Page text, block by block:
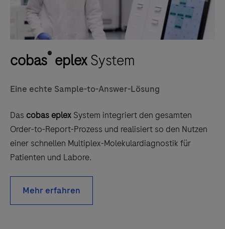
cobas® eplexSystem
Eine echte Sample-to-Answer-Lösung
Das cobas eplex System integriert den gesamten
Order-to-Report-Prozess und realisiert so den Nutzen
einer schnellen Multiplex-Molekulardiagnostik für
Patienten und Labore.
Mehr erfahren